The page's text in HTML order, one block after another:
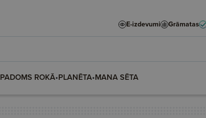
E-izdevumi Grāmatas
PADOMS ROKĀ•PLANĒTA•MANA SĒTA